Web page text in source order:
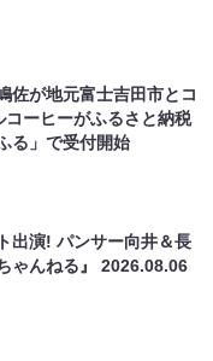
佐が地元富士吉田市とコ
コーヒーがふるさと納税
る」で受付開始
出演! パンサー向井＆長
ゃんねる』2026.08.06